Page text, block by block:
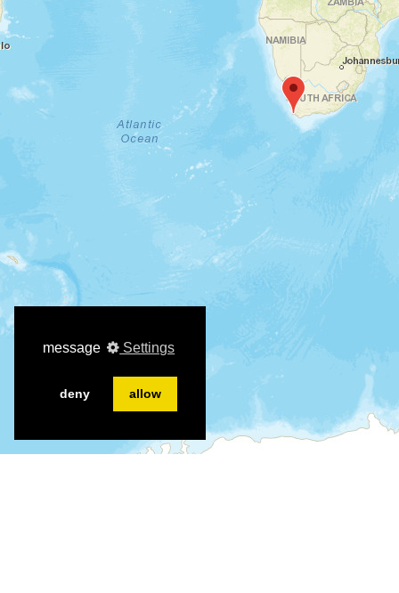
message Settings
deny allow